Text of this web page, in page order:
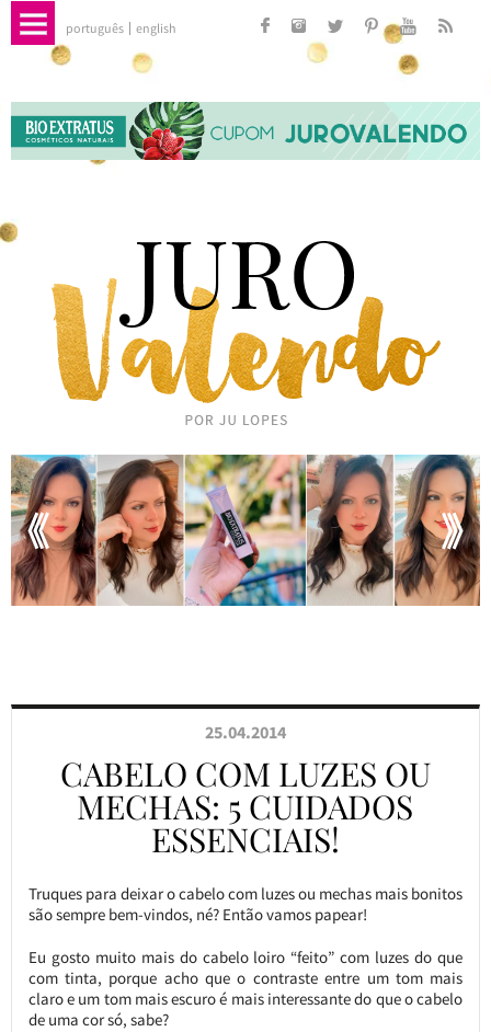
português english
25.04.2014
CABELO COM LUZES OU
MECHAS: 5 CUIDADOS
ESSENCIAIS!
Truques para deixar o cabelo com luzes ou mechas mais bonitos
são sempre bem-vindos, né? Então vamos papear!
Eu gosto muito mais do cabelo loiro “feito” com luzes do que
com tinta, porque acho que o contraste entre um tom mais
claro e um tom mais escuro é mais interessante do que o cabelo
de uma cor só, sabe?